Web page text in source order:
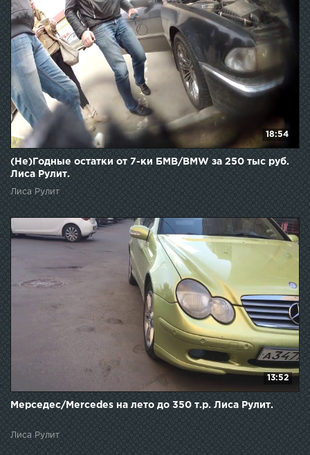
18:54
(Не)Годные остатки от 7-ки БМВ/BMW за 250 тыс руб.
Лиса Рулит.
Лиса Рулит
13:52
Мерседес/Mercedes на лето до 350 т.р. Лиса Рулит.
Лиса Рулит